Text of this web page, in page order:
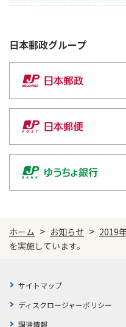
日本郵政グループ
ホーム > お知らせ > 2019
を実施しています。
サイトマップ
ディスクロージャーポリシー
調達情報